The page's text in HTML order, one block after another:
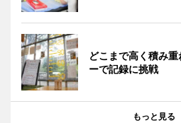
どこまで高く積み
ーで記録に挑戦
もっと見る